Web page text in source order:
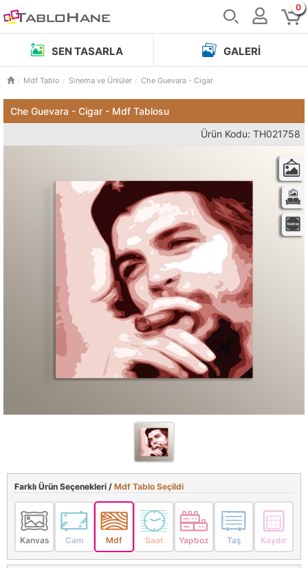
0
SEN TASARLA GALERI
Mdf Tablo Sinema ve Ünlüler Che Guevara - Cigar
Che Guevara - Cigar - Mdf Tablosu
Ürün Kodu: TH021758
Farklı Ürün Seçenekleri / Mdf Tablo Seçildi
Kanvas Cam Mdf Saat Yapboz Taş Kaydır